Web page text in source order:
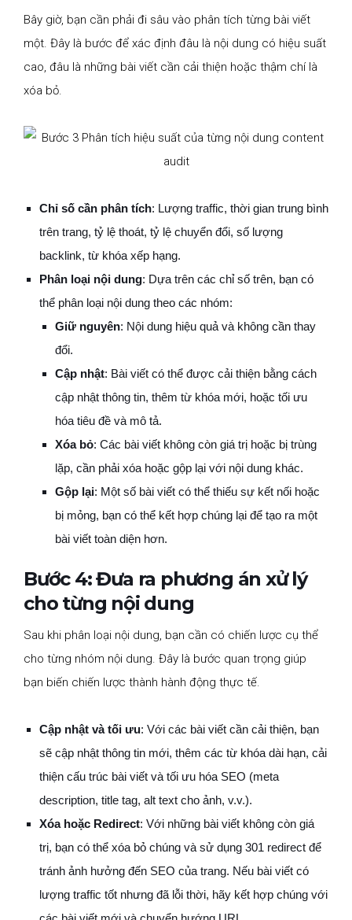
Bây giờ, bạn cần phải đi sâu vào phân tích từng bài viết
một. Đây là bước để xác định đâu là nội dung có hiệu suất
cao, đâu là những bài viết cần cải thiện hoặc thậm chí là
xóa bỏ.
Chỉ số cần phân tích: Lượng traffic, thời gian trung bình
trên trang, tỷ lệ thoát, tỷ lệ chuyển đổi, số lượng
backlink, từ khóa xếp hạng.
Phân loại nội dung: Dựa trên các chỉ số trên, bạn có
thể phân loại nội dung theo các nhóm:
Giữ nguyên: Nội dung hiệu quả và không cần thay
đổi.
Cập nhật: Bài viết có thể được cải thiện bằng cách
cập nhật thông tin, thêm từ khóa mới, hoặc tối ưu
hóa tiêu đề và mô tả.
Xóa bỏ: Các bài viết không còn giá trị hoặc bị trùng
lặp, cần phải xóa hoặc gộp lại với nội dung khác.
Gộp lại: Một số bài viết có thể thiếu sự kết nối hoặc
bị mỏng, bạn có thể kết hợp chúng lại để tạo ra một
bài viết toàn diện hơn.
Bước 4: Đưa ra phương án xử lý
cho từng nội dung
Sau khi phân loại nội dung, bạn cần có chiến lược cụ thể
cho từng nhóm nội dung. Đây là bước quan trọng giúp
bạn biến chiến lược thành hành động thực tế.
Cập nhật và tối ưu: Với các bài viết cần cải thiện, bạn
sẽ cập nhật thông tin mới, thêm các từ khóa dài hạn, cải
thiện cấu trúc bài viết và tối ưu hóa SEO (meta
description, title tag, alt text cho ảnh, v.v.).
Xóa hoặc Redirect: Với những bài viết không còn giá
trị, bạn có thể xóa bỏ chúng và sử dụng 301 redirect để
tránh ảnh hưởng đến SEO của trang. Nếu bài viết có
lượng traffic tốt nhưng đã lỗi thời, hãy kết hợp chúng với